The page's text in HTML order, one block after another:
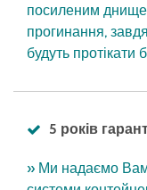
посиленим
прогинання,
будуть
5 років
» Ми надаємо Вам